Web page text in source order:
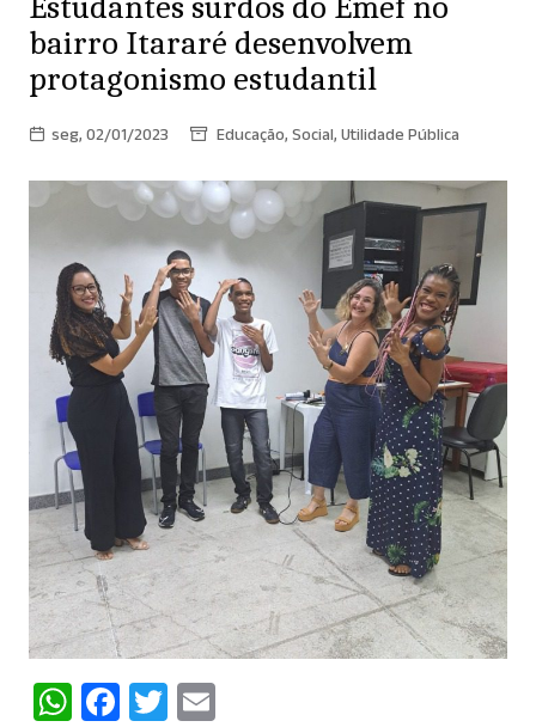
bairro Itararé desenvolvem
protagonismo estudantil
seg, 02/01/2023 Educação,Social,Utilidade Pública
W F T E